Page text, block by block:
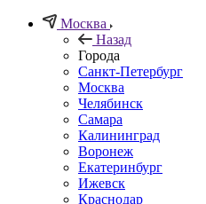
Москва
Назад
Города
Санкт-Петербург
Москва
Челябинск
Самара
Калининград
Воронеж
Екатеринбург
Ижевск
Краснодар